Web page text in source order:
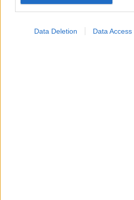
Data Deletion Data Access